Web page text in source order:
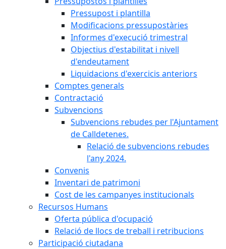
Pressupost i plantilla
Modificacions pressupostàries
Informes d'execució trimestral
Objectius d'estabilitat i nivell
d'endeutament
Liquidacions d'exercicis anteriors
Comptes generals
Contractació
Subvencions
Subvencions rebudes per l'Ajuntament
de Calldetenes.
Relació de subvencions rebudes
l'any 2024.
Convenis
Inventari de patrimoni
Cost de les campanyes institucionals
Recursos Humans
Oferta pública d'ocupació
Relació de llocs de treball i retribucions
Participació ciutadana